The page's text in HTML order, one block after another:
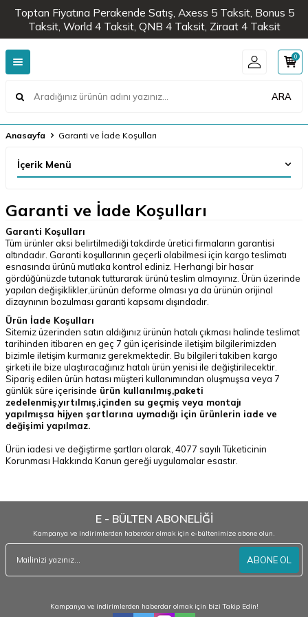
Toptan Fiyatına Perakende Satış, Axess 5 Taksit, Bonus 5
Taksit, World 4 Taksit, QNB 4 Taksit, Ziraat 4 Taksit
ARA
0
Anasayfa Garanti ve İade Koşulları
İçerik Menü
Garanti ve İade Koşulları
Garanti Koşulları
Tüm ürünler aksi belirtilmediği takdirde üretici firmaların garantisi
altındadır. Garanti koşullarının geçerli olabilmesi için kargo teslimatı
esnasında ürünü mutlaka kontrol ediniz. Herhangi bir hasar
gördüğünüzde tutanak tutturarak ürünü teslim almayınız. Ürün üzerinde
yapılan değişiklikler,ürünün deforme olması ya da ürünün orijinal
dizaynının bozulması garanti kapsamı dışındadır.
Ürün İade Koşulları
Sitemiz üzerinden satın aldığınız ürünün hatalı çıkması halinde teslimat
tarihinden itibaren en geç 7 gün içerisinde iletişim bilgilerimizden
bizimle iletişim kurmanız gerekmektedir. Bu bilgileri takiben kargo
şirketi ile bize ulaştıracağınız hatalı ürün yenisi ile değiştirilecektir.
Sipariş edilen ürün hatası müşteri kullanımından oluşmuşsa veya 7
günlük süre içerisinde ürün kullanılmış,paketi
zedelenmiş,yırtılmış,içinden su geçmiş veya montajı
yapılmışsa hijyen şartlarına uymadığı için ürünlerin iade ve
değişimi yapılmaz.
Ürün iadesi ve değiştirme şartları olarak, 4077 sayılı Tüketicinin
Korunması Hakkında Kanun gereği uygulamalar esastır.
E - BÜLTEN ABONELİĞİ
Kampanya ve indirimlerden haberdar olmak için e-bültenimize abone olun.
ABONE OL
Kampanya ve indirimlerden haberdar olmak için bizi Takip Edin!